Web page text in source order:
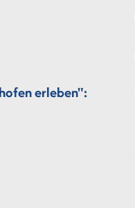
erleben":